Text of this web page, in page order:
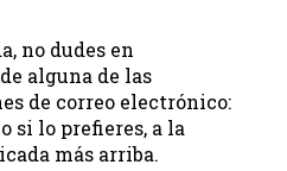
no dudes en
alguna de las
de correo electrónico:
si lo prefieres, a la
más arriba.